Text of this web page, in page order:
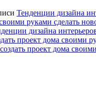
Тенденции дизайна
руками сделать
дизайна
проект дома своими
проект дома